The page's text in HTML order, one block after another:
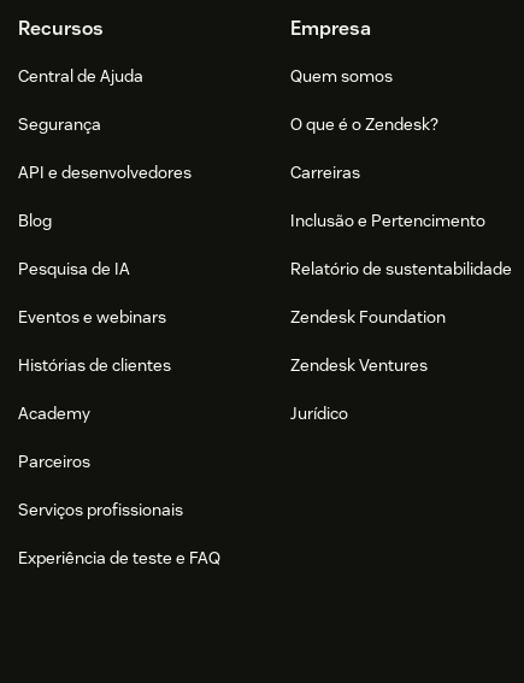
Recursos
Central de Ajuda
Segurança
API e desenvolvedores
Blog
Pesquisa de IA
Eventos e webinars
Histórias de clientes
Academy
Parceiros
Serviços profissionais
Experiência de teste e FAQ
Empresa
Quem somos
O que é o Zendesk?
Carreiras
Inclusão e Pertencimento
Relatório de sustentabilidade
Zendesk Foundation
Zendesk Ventures
Jurídico